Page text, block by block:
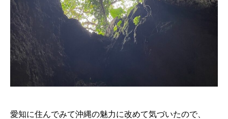
愛知に住んでみて沖縄の魅力に改めて気づいたので、